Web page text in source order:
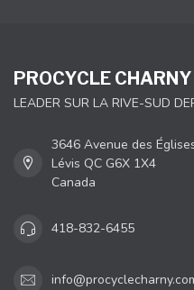
PROCYCLE CHARNY
LEADER SUR LA RIVE-SUD
3646 Avenue des
Lévis QC G6X 1X4
Canada
418-832-6455